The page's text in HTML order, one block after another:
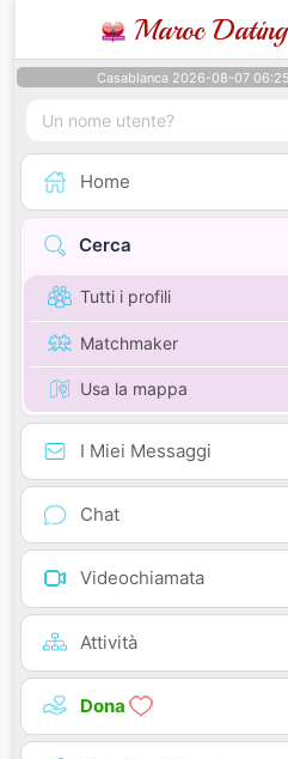
Maroc Dating
Casablanca 2026-08-07 06:25
Home
Cerca
Tutti i profili
Matchmaker
Usa la mappa
I Miei Messaggi
Chat
Videochiamata
Attività
Dona